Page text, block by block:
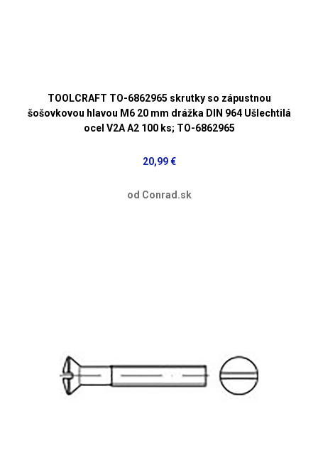
TOOLCRAFT TO-6862965 skrutky so zápustnou
šošovkovou hlavou M6 20 mm drážka DIN 964 Ušlechtilá
ocel V2A A2 100 ks; TO-6862965
20,99 €
od Conrad.sk